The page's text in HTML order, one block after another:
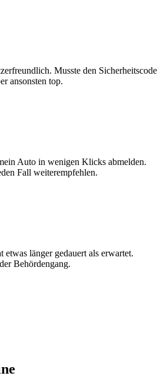
Musste den Sicherheitscode
ansonsten top.
Auto in wenigen Klicks abmelden.
Fall weiterempfehlen.
etwas länger gedauert als erwartet.
Behördengang.